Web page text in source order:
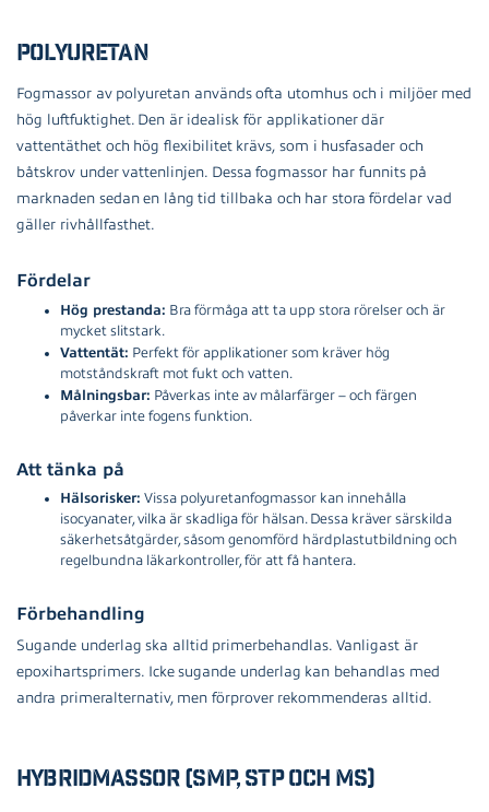
Polyuretan
Fogmassor av polyuretan används ofta utomhus och i miljöer med
hög luftfuktighet. Den är idealisk för applikationer där
vattentäthet och hög flexibilitet krävs, som i husfasader och
båtskrov under vattenlinjen. Dessa fogmassor har funnits på
marknaden sedan en lång tid tillbaka och har stora fördelar vad
gäller rivhållfasthet.
Fördelar
Hög prestanda: Bra förmåga att ta upp stora rörelser och är
mycket slitstark.
Vattentät: Perfekt för applikationer som kräver hög
motståndskraft mot fukt och vatten.
Målningsbar: Påverkas inte av målarfärger – och färgen
påverkar inte fogens funktion.
Att tänka på
Hälsorisker: Vissa polyuretanfogmassor kan innehålla
isocyanater, vilka är skadliga för hälsan. Dessa kräver särskilda
säkerhetsåtgärder, såsom genomförd härdplastutbildning och
regelbundna läkarkontroller, för att få hantera.
Förbehandling
Sugande underlag ska alltid primerbehandlas. Vanligast är
epoxihartsprimers. Icke sugande underlag kan behandlas med
andra primeralternativ, men förprover rekommenderas alltid.
Hybridmassor (SMP, STP och MS)